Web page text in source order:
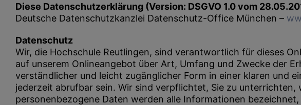
Diese Datenschutzerklärung (Version: DSGVO 1.0 vom
Deutsche Datenschutzkanzlei Datenschutz-Office München –
Datenschutz
Wir, die Hochschule Reutlingen, sind verantwortlich für dieses
auf unserem Onlineangebot über Art, Umfang und Zwecke der
verständlicher und leicht zugänglicher Form in einer klaren und
jederzeit abrufbar sein. Wir sind verpflichtet, Sie zu
personenbezogene Daten werden alle Informationen